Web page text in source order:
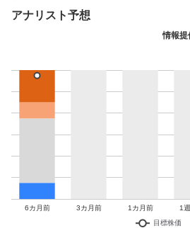
アナリスト予想
情報提